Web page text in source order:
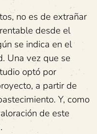
no es de extrañar
desde el
se indica en el
Una vez que se
optó por
a partir de
Y, como
de este